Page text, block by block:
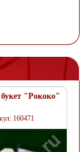
"Рококо"
160471